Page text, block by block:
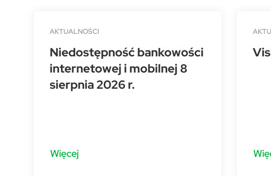
AKTUALNOŚCI
Niedostępność bankowości
internetowej i mobilnej 8
sierpnia 2026 r.
Więcej